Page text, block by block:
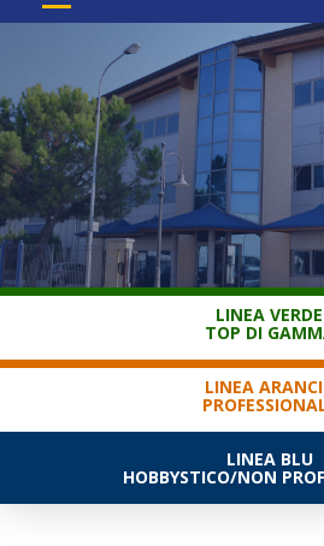
PRODOTTI
NORMATIVE
MEDIA
DOWNLOAD
SERVIZIO CLIENTI
LINEA VERDE
TOP DI
LINEA
LINEA BLU
HOBBYSTICO/NON